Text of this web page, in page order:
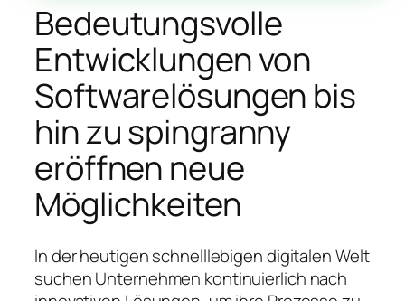
Bedeutungsvolle
Entwicklungen von
Softwarelösungen bis
hin zu spingranny
eröffnen neue
Möglichkeiten
In der heutigen schnelllebigen digitalen Welt
suchen Unternehmen kontinuierlich nach